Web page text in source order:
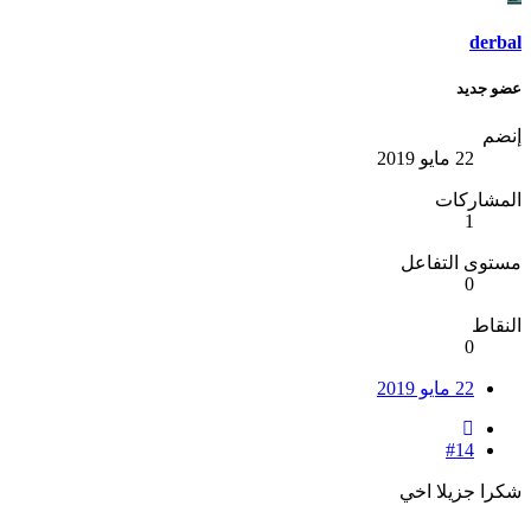
derbal
عضو جديد
إنضم
22 مايو 2019
المشاركات
1
مستوى التفاعل
0
النقاط
0
22 مايو 2019
#14
شكرا جزيلا اخي